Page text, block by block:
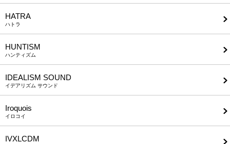
HATRA
ハトラ
HUNTISM
ハンティズム
IDEALISM SOUND
イデアリズム サウンド
Iroquois
イロコイ
IVXLCDM